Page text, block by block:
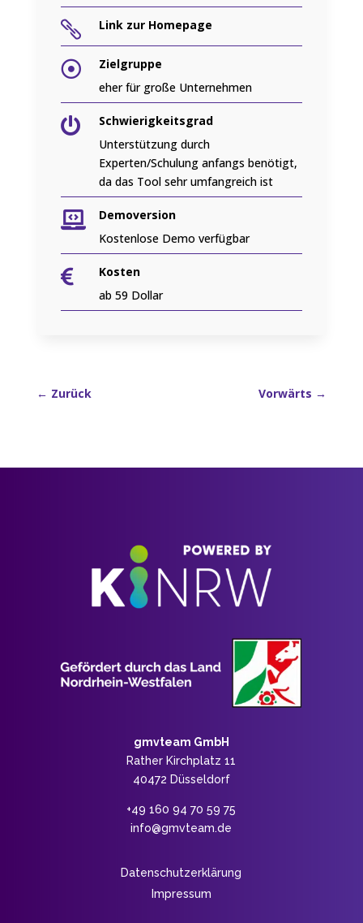
 Link zur Homepage

Zielgruppe
eher für große Unternehmen

Schwierigkeitsgrad
Unterstützung durch
Experten/Schulung anfangs benötigt,
da das Tool sehr umfangreich ist

Demoversion
Kostenlose Demo verfügbar

Kosten
ab 59 Dollar
← Zurück Vorwärts →
Datenschutzerklärung
Impressum
gmvteam GmbH
Rather Kirchplatz 11
40472 Düsseldorf
+‭49 160 94 70 59 75‬
info@gmvteam.de